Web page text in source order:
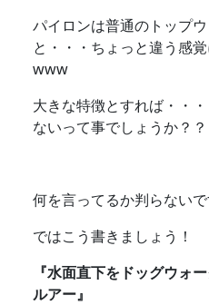
パイロンは普通のトップ
と・・・ちょっと違う感
www
大きな特徴とすれば・・
ないって事でしょうか？？
何を言ってるか判らない
ではこう書きましょう！
『水面直下をドッグウォ
ルアー』